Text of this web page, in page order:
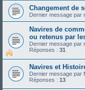
Changement de
Dernier message par
Navires de
ou retenus par
Dernier message par
Réponses : 31
Navires et
Dernier message par
Réponses : 13